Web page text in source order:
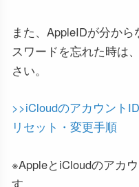
また、AppleIDが分か
スワードを忘れた時は
さい。
>>iCloudのアカウント
リセット・変更手順
※AppleとiCloudのアカ
す。